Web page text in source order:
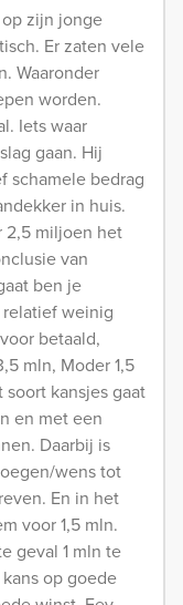
zijn jonge
Er zaten vele
Waaronder
worden.
Iets waar
gaan. Hij
schamele bedrag
in huis.
2,5 miljoen het
van
ben je
weinig
betaald,
mln, Moder 1,5
kansjes gaat
en met een
Daarbij is
wens tot
En in het
voor 1,5 mln.
geval 1 mln te
op goede